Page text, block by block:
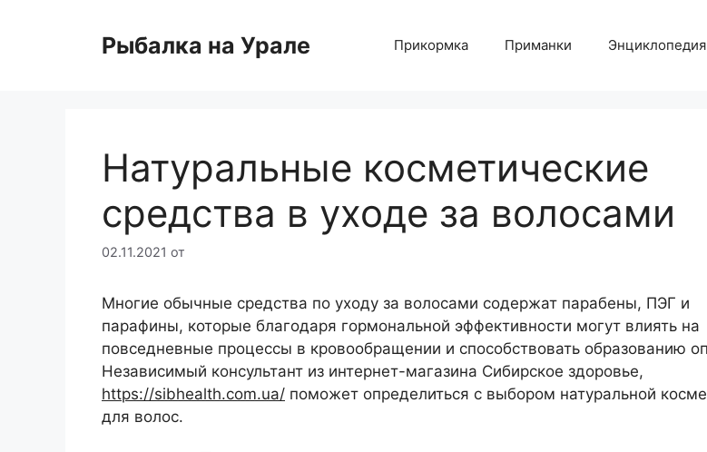
содержимомуРыбалка на Урале Прикормка Приманки
Натуральные косметические
средства в уходе за волосами
02.11.2021 от
Многие обычные средства по уходу за волосами содержат парабены, ПЭГ и
парафины, которые благодаря гормональной эффективности могут влиять на
повседневные процессы в кровообращении и способствовать образованию
Независимый консультант из интернет-магазина Сибирское здоровье,
https://sibhealth.com.ua/ поможет определиться с выбором натуральной
для волос.